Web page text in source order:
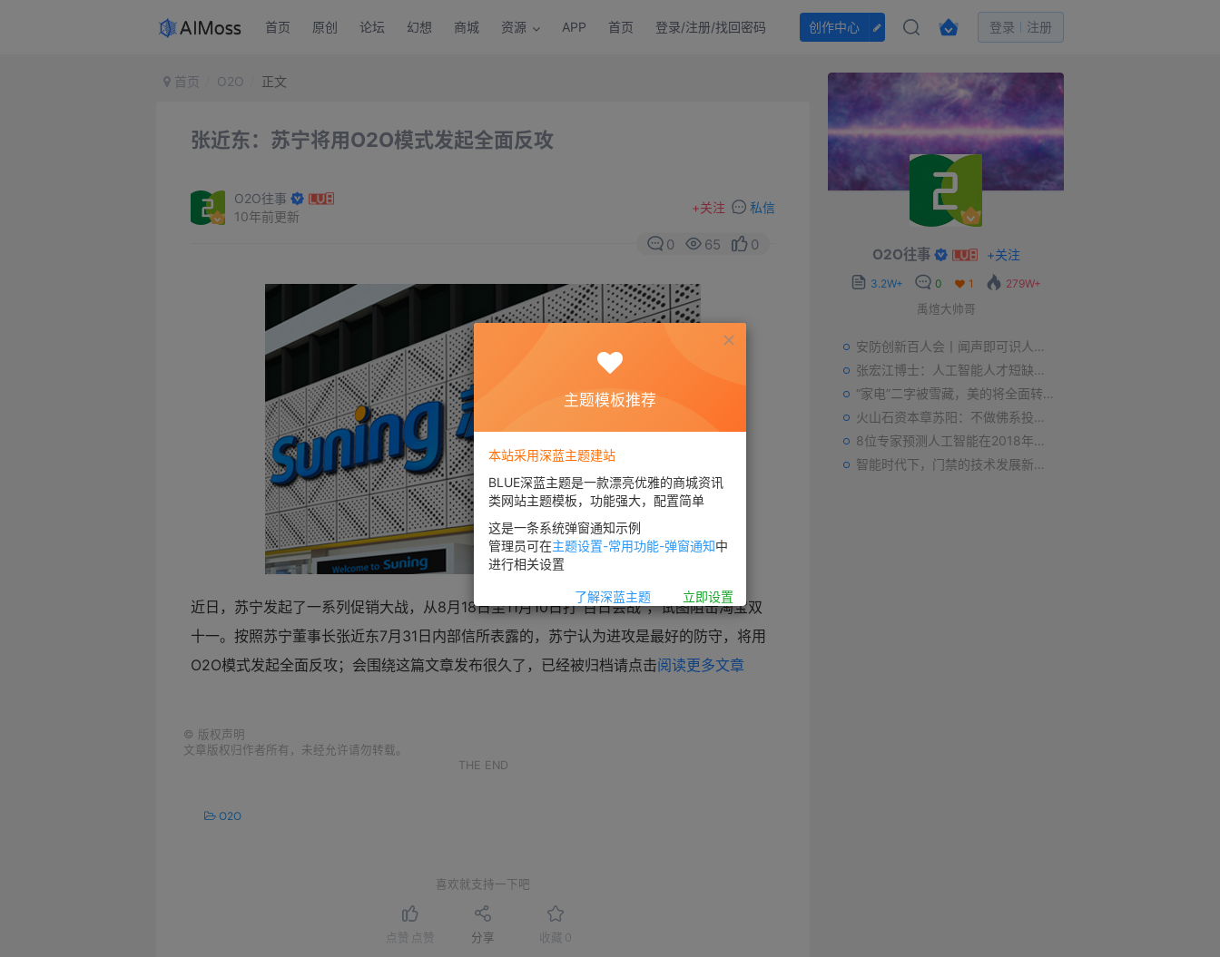
首页 原创 论坛 幻想 商城 资源 APP 首页 登录/注册/找回密码 创作中心 登录 注册
首页 O2O 正文
张近东：苏宁将用O2O模式发起全面反攻
O2O往事
10年前更新
+关注 私信
0 65 0
近日， 苏宁发起了一系列促销大战，从8月18日至11月10日打“百日会战”，试图阻击淘宝双
十一。按照苏宁董事长张近东7月31日内部信所表露的， 苏宁认为进攻是最好的防守，将用
O2O模式发起全面反攻；会围绕这篇文章发布很久了，已经被归档请点击阅读更多文章
© 版权声明
文章版权归作者所有，未经允许请勿转载。
THE END
O2O
喜欢就支持一下吧
点赞 点赞 分享 收藏 0
O2O往事 +关注
3.2W+ 0 1
279W+
禹煊大帅哥
安防创新百人会丨闻声即可识人，虚拟诈骗的克星——声纹识别
张宏江博士：人工智能人才短缺是世界性问题
“家电”二字被雪藏，美的将全面转型智能制造？
火山石资本章苏阳：不做佛系投资人，为企业价值战斗到底
8位专家预测人工智能在2018年对我们的影响
智能时代下，门禁的技术发展新趋势
主题模板推荐
本站采用深蓝主题建站
BLUE深蓝主题是一款漂亮优雅的商城资讯
类网站主题模板，功能强大，配置简单
这是一条系统弹窗通知示例
管理员可在主题设置-常用功能-弹窗通知中
进行相关设置
了解深蓝主题 立即设置